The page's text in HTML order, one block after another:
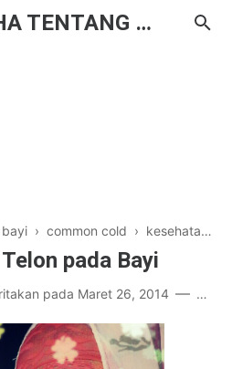
CERITA CHA TENTANG HAL BIASA
bayi › common cold › kesehatan
pada Bayi
pada Maret 26, 2014 25